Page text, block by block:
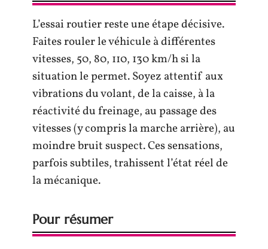
L’essai routier reste une étape décisive.
Faites rouler le véhicule à différentes
vitesses, 50, 80, 110, 130 km/h si la
situation le permet. Soyez attentif aux
vibrations du volant, de la caisse, à la
réactivité du freinage, au passage des
vitesses (y compris la marche arrière), au
moindre bruit suspect. Ces sensations,
parfois subtiles, trahissent l’état réel de
la mécanique.
Pour résumer